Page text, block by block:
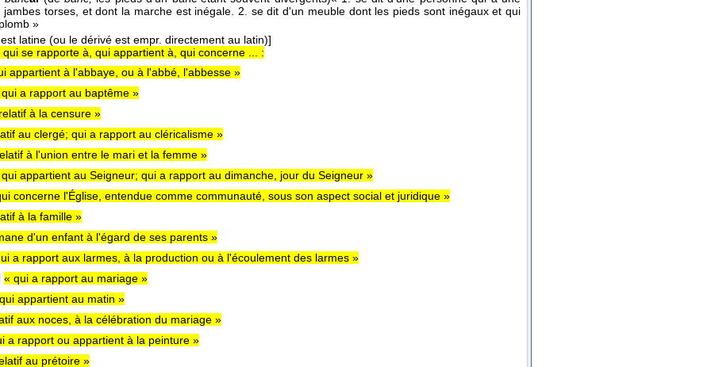
jambes torses, et dont la marche est inégale. 2. se dit d'un meuble dont les pieds sont inégaux et qui
»
latine (ou le dérivé est empr. directement au latin)]
qui se rapporte à, qui appartient à, qui concerne ... :
appartient à l'abbaye, ou à l'abbé, l'abbesse »
a rapport au baptême »
à la censure »
au clergé; qui a rapport au cléricalisme »
à l'union entre le mari et la femme »
appartient au Seigneur; qui a rapport au dimanche, jour du Seigneur »
concerne l'Église, entendue comme communauté, sous son aspect social et juridique »
à la famille »
d'un enfant à l'égard de ses parents »
a rapport aux larmes, à la production ou à l'écoulement des larmes »
« qui a rapport au mariage »
appartient au matin »
aux noces, à la célébration du mariage »
a rapport ou appartient à la peinture »
au prétoire »